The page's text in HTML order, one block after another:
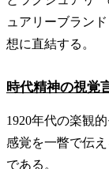
ュアリーブラン
想に直結する。
時代精神の視覚
1920年代の楽観
感覚を一瞥で伝
である。